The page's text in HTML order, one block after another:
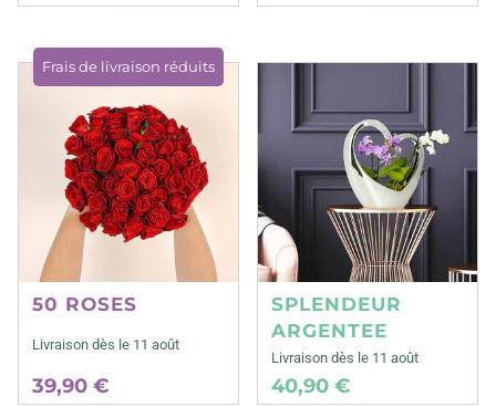
Frais de livraison réduits
50 ROSES
Livraison dès le 11 août
39,90 €
SPLENDEUR
ARGENTEE
Livraison dès le 11 août
40,90 €